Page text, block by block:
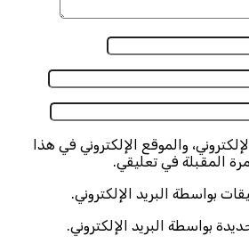
والموقع الإلكتروني في هذا
المقبلة في تعليقي.
بواسطة البريد الإلكتروني.
بواسطة البريد الإلكتروني.